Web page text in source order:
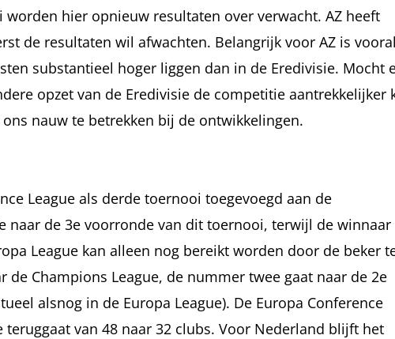
hier opnieuw resultaten over verwacht. AZ heeft
de resultaten wil afwachten. Belangrijk voor AZ is
substantieel hoger liggen dan in de Eredivisie. Mocht
opzet van de Eredivisie de competitie aantrekkelijker
nauw te betrekken bij de ontwikkelingen.
League als derde toernooi toegevoegd aan de
naar de 3e voorronde van dit toernooi, terwijl de winnaar
League kan alleen nog bereikt worden door de beker
Champions League, de nummer twee gaat naar de 2e
alsnog in de Europa League). De Europa Conference
van 48 naar 32 clubs. Voor Nederland blijft het